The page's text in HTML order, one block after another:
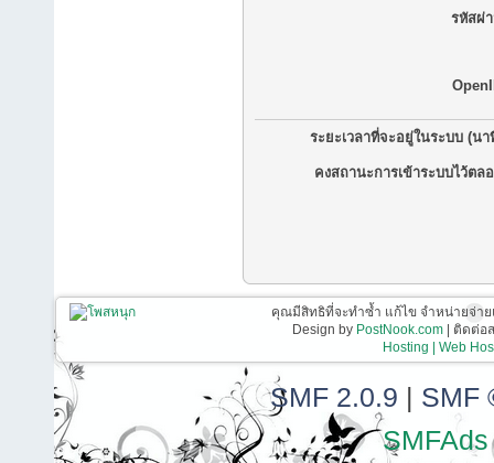
รหัสผ่
ระยะเวลาที่จะอยู่ในระบบ (นา
คงสถานะการเข้าระบบไว้ตล
คุณมีสิทธิที่จะทำซ้ำ แก้ไข จำหน่ายจ่า
Design by PostNook.com| ติดต่อส
Hosting | Web
SMF 2.0.9 | SMF
SMFAds